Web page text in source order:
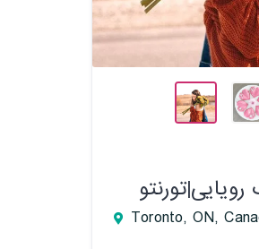
Toronto, ON,